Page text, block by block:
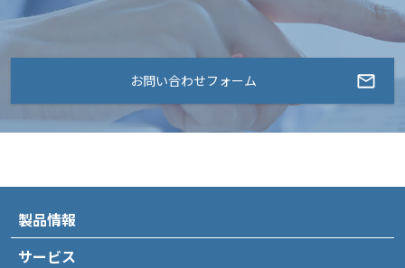
お問い合わせフォーム
製品情報
サービス